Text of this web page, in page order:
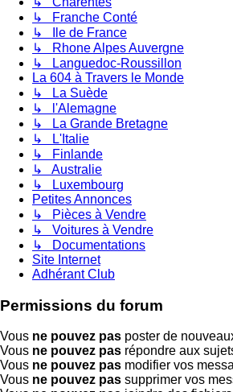
↳ Franche Conté
↳ Ile de France
↳ Rhone Alpes Auvergne
↳ Languedoc-Roussillon
La 604 à Travers le Monde
↳ La Suède
↳ l'Alemagne
↳ La Grande Bretagne
↳ L'Italie
↳ Finlande
↳ Australie
↳ Luxembourg
Petites Annonces
↳ Pièces à Vendre
↳ Voitures à Vendre
↳ Documentations
Site Internet
Adhérant Club
Permissions du forum
Vous ne pouvez pas poster de
Vous ne pouvez pas répondre aux
Vous ne pouvez pas modifier vos
Vous ne pouvez pas supprimer vos